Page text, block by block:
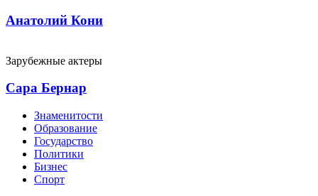
Анатолий Кони
Зарубежные актеры
Сара Бернар
Знаменитости
Образование
Государство
Политики
Бизнес
Спорт